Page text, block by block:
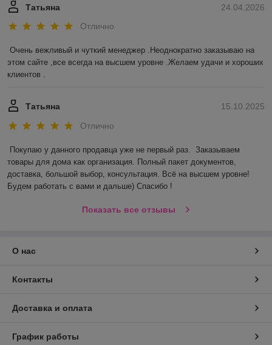
24.04.2026
Татьяна
Отлично
Очень вежливый и чуткий менеджер .Неоднократно заказываю на
этом сайте ,все всегда на высшем уровне .Желаем удачи и хороших
клиентов .
15.10.2025
Татьяна
Отлично
Покупаю у данного продавца уже не первый раз.  Заказываем
товары для дома как организация. Полный пакет документов,
доставка, большой выбор, консультация. Всё на высшем уровне!
Будем работать с вами и дальше) Спасибо !
Показать все отзывы
О нас
Контакты
Доставка и оплата
График работы